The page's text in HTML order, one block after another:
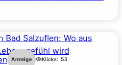
Anzeige Klicks: 53